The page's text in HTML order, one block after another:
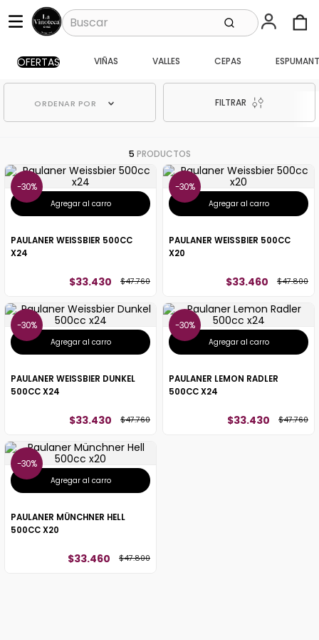
OFERTAS VIÑAS VALLES CEPAS
ORDENAR POR FILTRAR
5 PRODUCTOS
30%
Agregar al carro
PAULANER WEISSBIER 500CC
X24
$33.430 $47.760
30%
Agregar al carro
PAULANER WEISSBIER 500CC
X20
$33.460 $47.800
30%
Agregar al carro
PAULANER WEISSBIER DUNKEL
500CC X24
$33.430 $47.760
30%
Agregar al carro
PAULANER LEMON RADLER
500CC X24
$33.430 $47.760
30%
Agregar al carro
PAULANER MÜNCHNER HELL
500CC X20
$33.460 $47.800